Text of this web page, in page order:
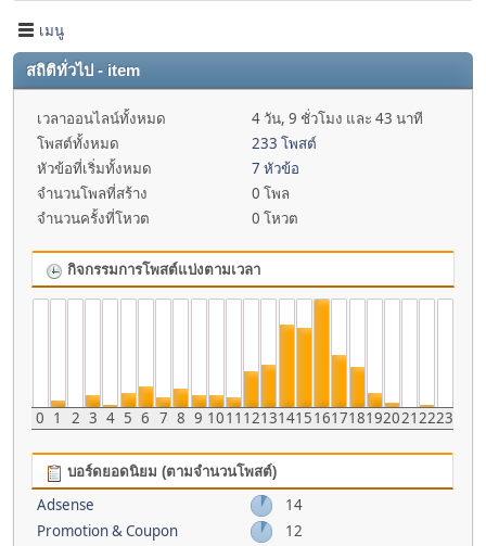
เมนู
สถิติทั่วไป - item
เวลาออนไลน์ทั้งหมด
4 วัน, 9 ชั่วโมง และ 43 นาที
โพสต์ทั้งหมด
233 โพสต์
หัวข้อที่เริ่มทั้งหมด
7 หัวข้อ
จำนวนโพลที่สร้าง
0 โพล
จำนวนครั้งที่โหวต
0 โหวต
กิจกรรมการโพสต์แบ่งตามเวลา
0 1 2 3 4 5 6 7 8 9 1011 121314151617181920212223
บอร์ดยอดนิยม (ตามจำนวนโพสต์)
Adsense
14
Promotion & Coupon
12